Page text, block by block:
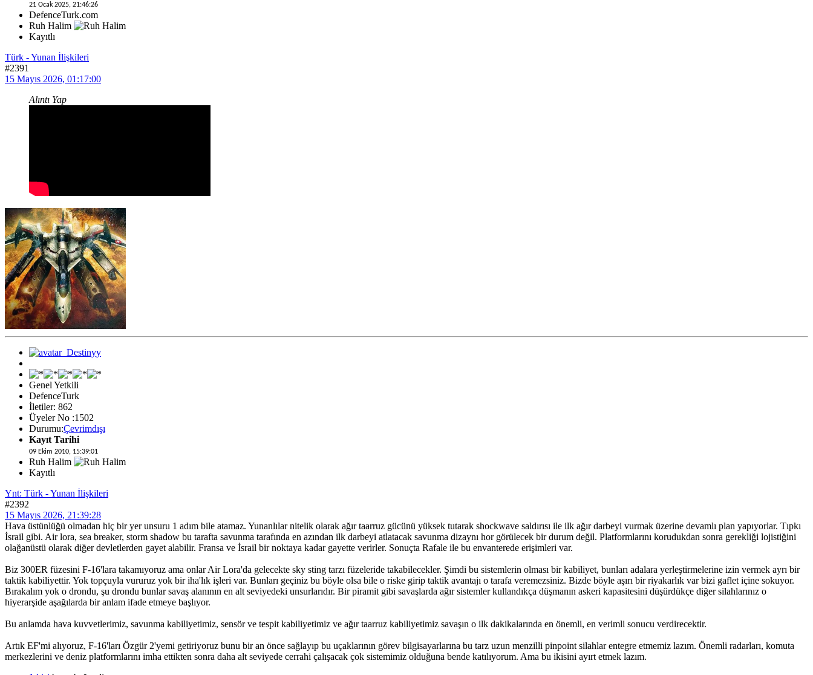
21 Ocak 2025, 21:46:26
DefenceTurk.com
Ruh Halim
Kayıtlı
Türk - Yunan İlişkileri
#2391
15 Mayıs 2026, 01:17:00
Alıntı Yap
Genel Yetkili
DefenceTurk
İletiler: 862
Üyeler No :1502
Durumu:Çevrimdışı
Kayıt Tarihi
09 Ekim 2010, 15:39:01
Ruh Halim
Kayıtlı
Ynt: Türk - Yunan İlişkileri
#2392
15 Mayıs 2026, 21:39:28
Hava üstünlüğü olmadan hiç bir yer unsuru 1 adım bile atamaz. Yunanlılar nitelik olarak ağır taarruz gücünü yüksek tutarak shockwave saldırısı ile ilk ağır darbeyi vurmak üzerine devamlı plan yapıyorlar. Tıpkı
İsrail gibi. Air lora, sea breaker, storm shadow bu tarafta savunma tarafında en azından ilk darbeyi atlatacak savunma dizaynı hor görülecek bir durum değil. Platformlarını korudukdan sonra gerekliği lojistiğini
olağanüstü olarak diğer devletlerden gayet alabilir. Fransa ve İsrail bir noktaya kadar gayette verirler. Sonuçta Rafale ile bu envanterede erişimleri var.
Biz 300ER füzesini F-16'lara takamıyoruz ama onlar Air Lora'da gelecekte sky sting tarzı füzeleride takabilecekler. Şimdi bu sistemlerin olması bir kabiliyet, bunları adalara yerleştirmelerine izin vermek ayrı bir
taktik kabiliyettir. Yok topçuyla vururuz yok bir iha'lık işleri var. Bunları geçiniz bu böyle olsa bile o riske girip taktik avantajı o tarafa veremezsiniz. Bizde böyle aşırı bir riyakarlık var bizi gaflet içine sokuyor.
Bırakalım yok o drondu, şu drondu bunlar savaş alanının en alt seviyedeki unsurlarıdır. Bir piramit gibi savaşlarda ağır sistemler kullandıkça düşmanın askeri kapasitesini düşürdükçe diğer silahlarınız o
hiyerarşide aşağılarda bir anlam ifade etmeye başlıyor.
Bu anlamda hava kuvvetlerimiz, savunma kabiliyetimiz, sensör ve tespit kabiliyetimiz ve ağır taarruz kabiliyetimiz savaşın o ilk dakikalarında en önemli, en verimli sonucu verdirecektir.
Artık EF'mi alıyoruz, F-16'ları Özgür 2'yemi getiriyoruz bunu bir an önce sağlayıp bu uçaklarının görev bilgisayarlarına bu tarz uzun menzilli pinpoint silahlar entegre etmemiz lazım. Önemli radarları, komuta
merkezlerini ve deniz platformlarını imha ettikten sonra daha alt seviyede cerrahi çalışacak çok sistemimiz olduğuna bende katılıyorum. Ama bu ikisini ayırt etmek lazım.